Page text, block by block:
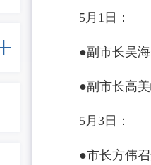
5月1日：
●副市长吴
●副市长高
5月3日：
●市长方伟